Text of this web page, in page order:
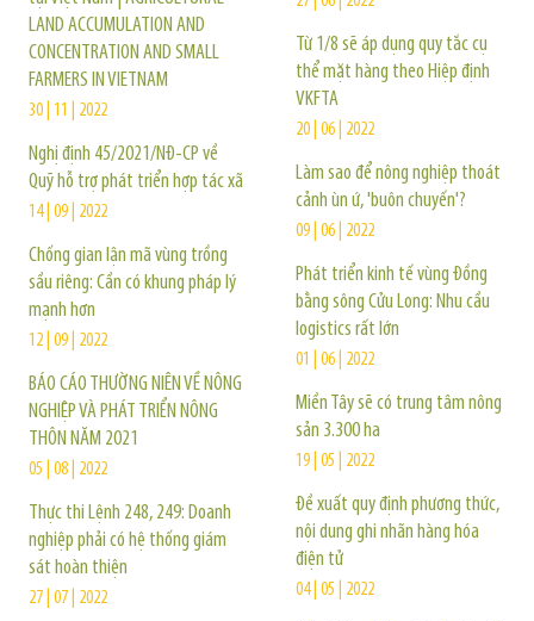
LAND ACCUMULATION AND
CONCENTRATION AND SMALL
FARMERS IN VIETNAM
30 | 11 | 2022
Nghị định 45/2021/NĐ-CP về
Quỹ hỗ trợ phát triển hợp tác xã
14 | 09 | 2022
Chống gian lận mã vùng trồng
sầu riêng: Cần có khung pháp lý
mạnh hơn
12 | 09 | 2022
BÁO CÁO THƯỜNG NIÊN VỀ NÔNG
NGHIỆP VÀ PHÁT TRIỂN NÔNG
THÔN NĂM 2021
05 | 08 | 2022
Thực thi Lệnh 248, 249: Doanh
nghiệp phải có hệ thống giám
sát hoàn thiện
27 | 07 | 2022
Từ 1/8 sẽ áp dụng quy tắc cụ
thể mặt hàng theo Hiệp định
VKFTA
20 | 06 | 2022
Làm sao để nông nghiệp thoát
cảnh ùn ứ, 'buôn chuyến'?
09 | 06 | 2022
Phát triển kinh tế vùng Đồng
bằng sông Cửu Long: Nhu cầu
logistics rất lớn
01 | 06 | 2022
Miền Tây sẽ có trung tâm nông
sản 3.300 ha
19 | 05 | 2022
Đề xuất quy định phương thức,
nội dung ghi nhãn hàng hóa
điện tử
04 | 05 | 2022